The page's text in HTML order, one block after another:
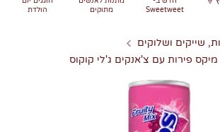
Sweetweet
מתוקים
הולדת
שייקים ושלוקים
פירות עם צ'אנקים ג'לי קוקוס